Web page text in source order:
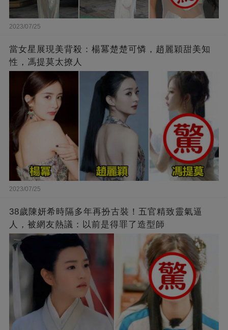
2023/07/25
當女星展現美背殺：楊冪楚楚可憐，趙麗穎甜美知
性，馮提莫太撩人
2023/07/25
38歲陳妍希時隔多年再扮古裝！五官精致靈氣逼
人，被網友熱議：以前是得罪了造型師